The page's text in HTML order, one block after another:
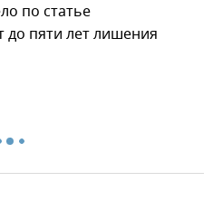
по статье
пяти лет лишения